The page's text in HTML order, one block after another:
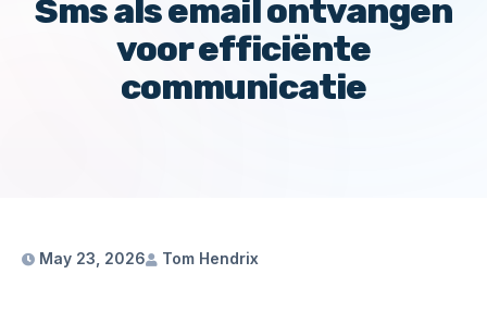
Sms als email ontvangen
voor efficiënte
communicatie
May 23, 2026 Tom Hendrix